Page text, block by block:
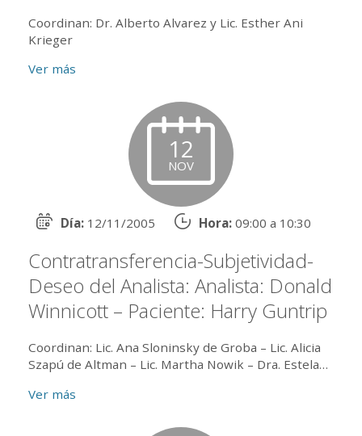
Coordinan: Dr. Alberto Alvarez y Lic. Esther Ani
Krieger
Ver más
12
NOV
Día: 12/11/2005 Hora: 09:00 a 10:30
Contratransferencia-Subjetividad-
Deseo del Analista: Analista: Donald
Winnicott – Paciente: Harry Guntrip
Coordinan: Lic. Ana Sloninsky de Groba – Lic. Alicia
Szapú de Altman – Lic. Martha Nowik – Dra. Estela
Ver más